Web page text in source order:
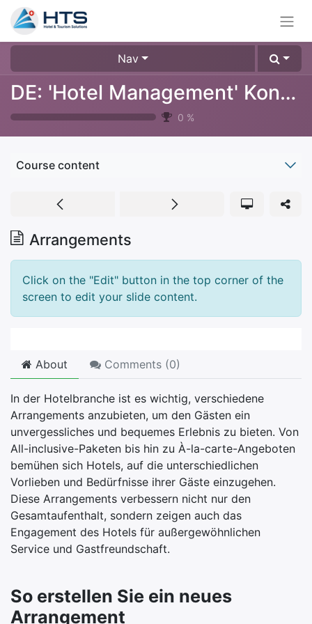
Nav
DE: 'Hotel Management' Konfiguration
0 %
Course content
Arrangements
Click on the "Edit" button in the top corner of the
screen to edit your slide content.
About Comments (0)
In der Hotelbranche ist es wichtig, verschiedene
Arrangements anzubieten, um den Gästen ein
unvergessliches und bequemes Erlebnis zu bieten. Von
All-inclusive-Paketen bis hin zu À-la-carte-Angeboten
bemühen sich Hotels, auf die unterschiedlichen
Vorlieben und Bedürfnisse ihrer Gäste einzugehen.
Diese Arrangements verbessern nicht nur den
Gesamtaufenthalt, sondern zeigen auch das
Engagement des Hotels für außergewöhnlichen
Service und Gastfreundschaft.
So erstellen Sie ein neues
Arrangement